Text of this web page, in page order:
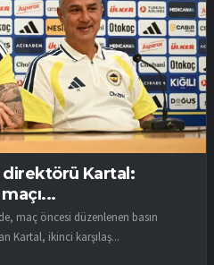
Kartal:
maç öncesi düzenlenen basın
Kartal, ikinci karşılaş...